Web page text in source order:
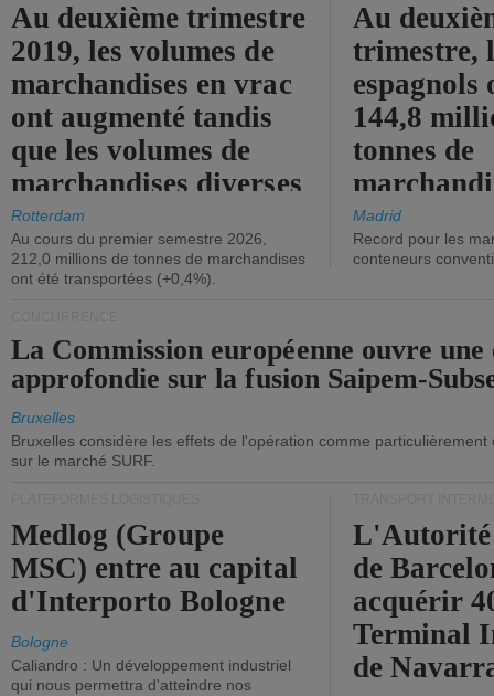
Au deuxième trimestre
2019, les volumes de
marchandises en vrac
ont augmenté tandis
que les volumes de
marchandises diverses
ont diminué.
Rotterdam
Au cours du premier semestre 2026,
212,0 millions de tonnes de marchandises
ont été transportées (+0,4%).
Au
trimestre,
144,8
tonnes de
(+2,9%).
Madrid
Record pour les
conteneurs
La Commission européenne ouvre une
approfondie sur la fusion Saipem-
Bruxelles
Bruxelles considère les effets de l'opération comme
sur le marché SURF.
Medlog (Groupe
MSC) entre au capital
d'Interporto Bologne
Bologne
Caliandro : Un développement industriel
qui nous permettra d'atteindre nos
de
acquérir
Terminal
de